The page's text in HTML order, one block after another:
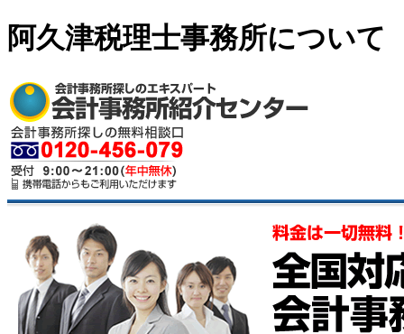
阿久津税理士事務所について